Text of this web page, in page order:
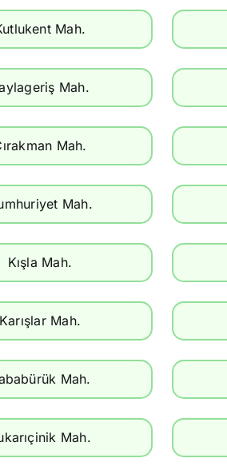
Mah.
Mah.
Mah.
Mah.
Kışla Mah.
Karışlar Mah.
Mah.
Mah.